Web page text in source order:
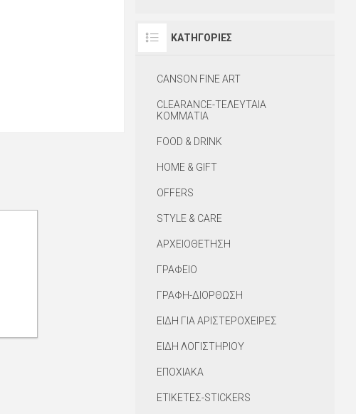
ΚΑΤΗΓΟΡΊΕΣ
CANSON FINE ART
CLEARANCE-ΤΕΛΕΥΤΑΙΑ
ΚΟΜΜΑΤΙΑ
FOOD & DRINK
HOME & GIFT
OFFERS
STYLE & CARE
ΑΡΧΕΙΟΘΕΤΗΣΗ
ΓΡΑΦΕΙΟ
ΓΡΑΦΗ-ΔΙΟΡΘΩΣΗ
ΕΙΔΗ ΓΙΑ ΑΡΙΣΤΕΡΟΧΕΙΡΕΣ
ΕΙΔΗ ΛΟΓΙΣΤΗΡΙΟΥ
ΕΠΟΧΙΑΚΑ
ΕΤΙΚΕΤΕΣ-STICKERS